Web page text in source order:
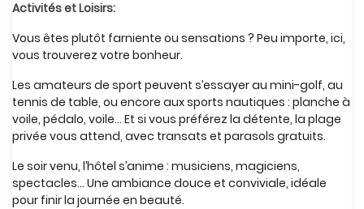
Activités et Loisirs:
Vous êtes plutôt farniente ou sensations ? Peu importe, ici,
vous trouverez votre bonheur.
Les amateurs de sport peuvent s’essayer au mini-golf, au
tennis de table, ou encore aux sports nautiques : planche à
voile, pédalo, voile… Et si vous préférez la détente, la plage
privée vous attend, avec transats et parasols gratuits.
Le soir venu, l’hôtel s’anime : musiciens, magiciens,
spectacles… Une ambiance douce et conviviale, idéale
pour finir la journée en beauté.